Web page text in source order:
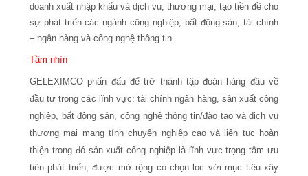
doanh xuất nhập khẩu và dịch vụ, thương mại, tạo tiền đề cho
sự phát triển các ngành công nghiệp, bất động sản, tài chính
– ngân hàng và công nghệ thông tin.
Tầm nhìn
GELEXIMCO phấn đấu để trở thành tập đoàn hàng đầu về
đầu tư trong các lĩnh vực: tài chính ngân hàng, sản xuất công
nghiệp, bất động sản, công nghệ thông tin/đào tạo và dịch vụ
thương mại mang tính chuyên nghiệp cao và liên tục hoàn
thiện trong đó sản xuất công nghiệp là lĩnh vực trọng tâm ưu
tiên phát triển; được mở rộng có chọn lọc với mục tiêu xây